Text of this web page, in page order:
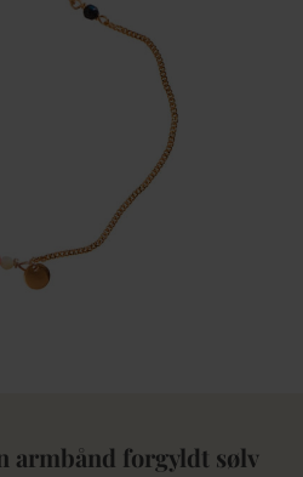
armbånd forgyldt sølv